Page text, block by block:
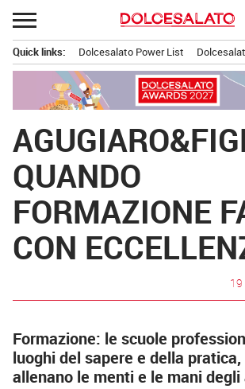
Passa
al
contenuto
principale
Quick links: Dolcesalato Power List
QUANDO
FORMAZIONE
CON
Formazione: le scuole
luoghi del sapere e della pratica,
allenano le menti e le mani